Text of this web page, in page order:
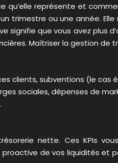
représente et
trimestre ou une année.
que vous avez plus
Maîtriser la gestion de
clients, subventions (le
sociales, dépenses de
nette. Ces KPIs
de vos liquidités